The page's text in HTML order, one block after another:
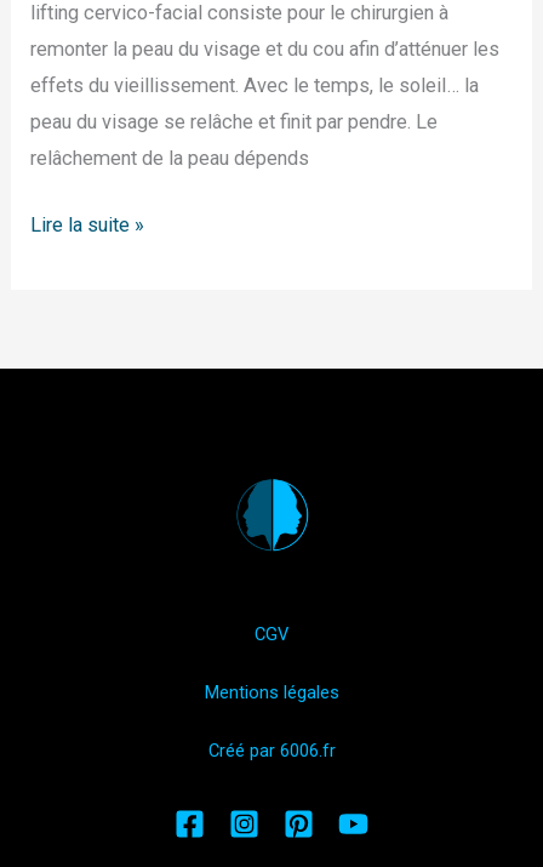
lifting cervico-facial consiste pour le chirurgien à
remonter la peau du visage et du cou afin d’atténuer les
effets du vieillissement. Avec le temps, le soleil… la
peau du visage se relâche et finit par pendre. Le
relâchement de la peau dépends
Lire la suite »
CGV
Mentions légales
Créé par 6006.fr